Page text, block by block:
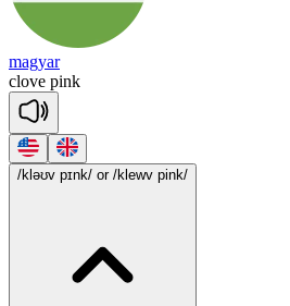
magyar
clove pink
/kləʊv pɪnk/ or /klewv pink/